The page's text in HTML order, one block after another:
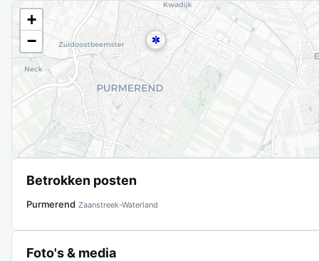
+
−
Betrokken posten
Purmerend Zaanstreek-Waterland
Foto's & media